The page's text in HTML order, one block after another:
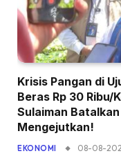
Krisis Pangan di
Beras Rp 30 Ribu/
Sulaiman
Mengejutkan!
EKONOMI 08-08-